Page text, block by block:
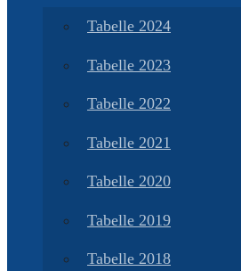
Tabelle 2024
Tabelle 2023
Tabelle 2022
Tabelle 2021
Tabelle 2020
Tabelle 2019
Tabelle 2018